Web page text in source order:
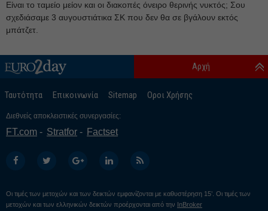
Φεβρουάριος 25
Ιανουάριος 25
Νοέμβριος 24
Αύγουστος 24
Ιούνιος 24
Απρίλιος 24
Είναι το ταμείο μείον και οι διακοπές όνειρο θερινής νυκτός; Σου
σχεδιάσαμε 3 αυγουστιάτικα ΣΚ που δεν θα σε βγάλουν εκτός
μπάτζετ.
Ταυτότητα Επικοινωνία Sitemap Οροι Χρήσης
Αρχή
Διεθνείς αποκλειστικές συνεργασίες:
FT.com Stratfor Factset
Οι τιμές των μετοχών και των δεικτών εμφανίζονται με καθυστέρηση 15’. Οι τιμές των
μετοχών και των ελληνικών δεικτών προέρχονται από την
InBroker